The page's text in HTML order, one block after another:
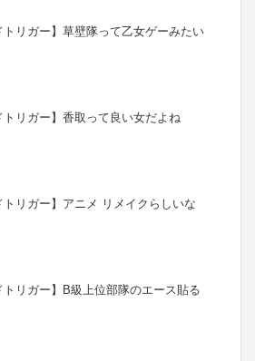
トリガー】草壁隊って乙女ゲーみたい
トリガー】香取って良い女だよね
トリガー】アニメ リメイクらしいな
トリガー】B級上位部隊のエース貼る